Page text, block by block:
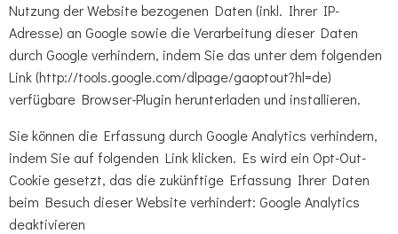
Nutzung der Website bezogenen Daten (inkl. Ihrer IP-
Adresse) an Google sowie die Verarbeitung dieser Daten
durch Google verhindern, indem Sie das unter dem folgenden
Link (http://tools.google.com/dlpage/gaoptout?hl=de)
verfügbare Browser-Plugin herunterladen und installieren.
Sie können die Erfassung durch Google Analytics verhindern,
indem Sie auf folgenden Link klicken. Es wird ein Opt-Out-
Cookie gesetzt, das die zukünftige Erfassung Ihrer Daten
beim Besuch dieser Website verhindert: Google Analytics
deaktivieren